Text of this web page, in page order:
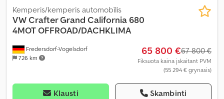
Fredersdorf-Vogelsdorf
726 km
Kemperis/kemperis automobīlis
VWCrafter Grand California 680
4MOT OFFROAD/DACHKLIMA
65 800 €67 800 €
Fiksuota kaina įskaitant PVM
(55 294 € grynasis)
Klausti Skambinti